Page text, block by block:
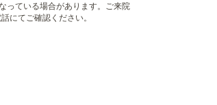
っている場合があります。ご来院
にてご確認ください。